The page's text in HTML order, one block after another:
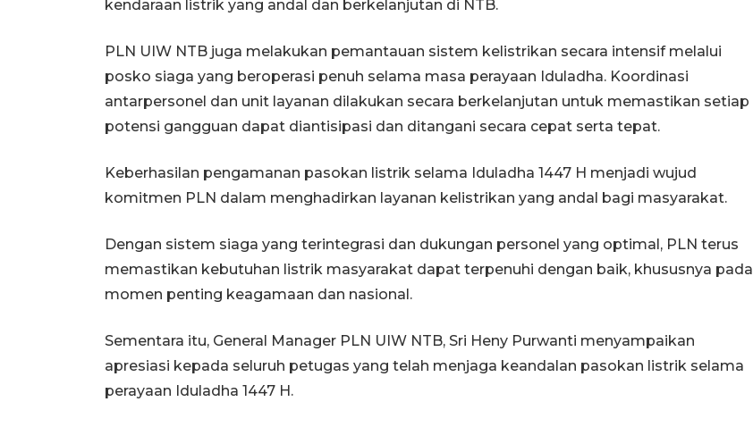
kendaraan listrik yang andal dan berkelanjutan di NTB.
PLN UIW NTB juga melakukan pemantauan sistem kelistrikan secara intensif melalui
posko siaga yang beroperasi penuh selama masa perayaan Iduladha. Koordinasi
antarpersonel dan unit layanan dilakukan secara berkelanjutan untuk memastikan setiap
potensi gangguan dapat diantisipasi dan ditangani secara cepat serta tepat.
Keberhasilan pengamanan pasokan listrik selama Iduladha 1447 H menjadi wujud
komitmen PLN dalam menghadirkan layanan kelistrikan yang andal bagi masyarakat.
Dengan sistem siaga yang terintegrasi dan dukungan personel yang optimal, PLN terus
memastikan kebutuhan listrik masyarakat dapat terpenuhi dengan baik, khususnya pada
momen penting keagamaan dan nasional.
Sementara itu, General Manager PLN UIW NTB, Sri Heny Purwanti menyampaikan
apresiasi kepada seluruh petugas yang telah menjaga keandalan pasokan listrik selama
perayaan Iduladha 1447 H.